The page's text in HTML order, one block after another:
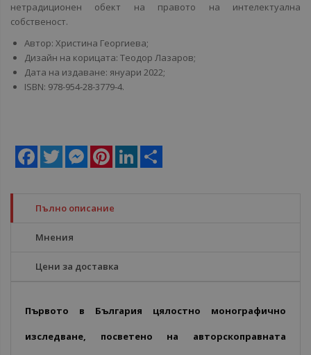
нетрадиционен обект на правото на интелектуална
собственост.
Автор: Христина Георгиева;
Дизайн на корицата: Теодор Лазаров;
Дата на издаване: януари 2022;
ISBN: 978-954-28-3779-4.
Facebook
Twitter MessengerPinterestLinkedIn
Пълно описание
Мнения
Цени за доставка
Първото в България цялостно монографично
изследване, посветено на авторскоправната